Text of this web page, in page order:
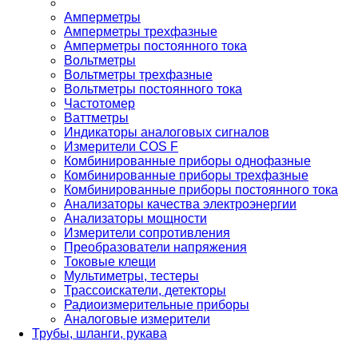
Амперметры
Амперметры трехфазные
Амперметры постоянного тока
Вольтметры
Вольтметры трехфазные
Вольтметры постоянного тока
Частотомер
Ваттметры
Индикаторы аналоговых сигналов
Измерители COS F
Комбинированные приборы однофазные
Комбинированные приборы трехфазные
Комбинированные приборы постоянного тока
Анализаторы качества электроэнергии
Анализаторы мощности
Измерители сопротивления
Преобразователи напряжения
Токовые клещи
Мультиметры, тестеры
Трассоискатели, детекторы
Радиоизмерительные приборы
Аналоговые измерители
Трубы, шланги, рукава